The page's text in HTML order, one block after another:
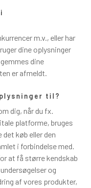
m.v., eller har
dine oplysninger
dine
er afmeldt.
til?
dig, når du fx.
platforme, bruges
køb eller den
i forbindelse med.
at få større kendskab
og
af vores produkter,